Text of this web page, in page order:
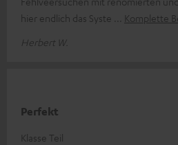
hier endlich das Syste
Komplette
Herbert W.
Perfekt
Klasse Teil